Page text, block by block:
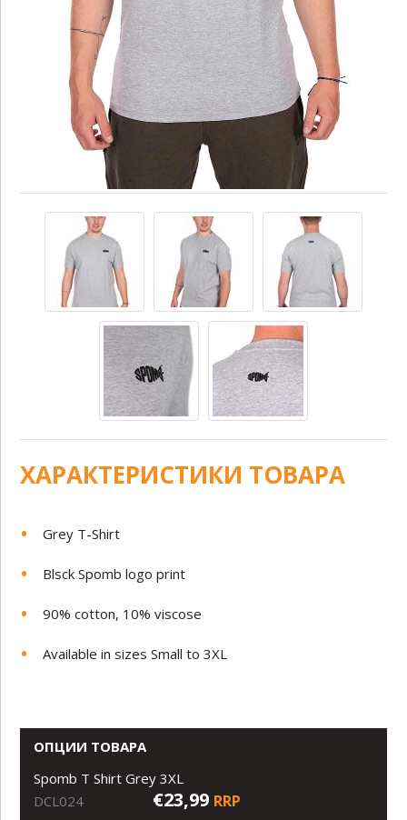
ХАРАКТЕРИСТИКИ ТОВАРА
Grey T-Shirt
Blsck Spomb logo print
90% cotton, 10% viscose
Available in sizes Small to 3XL
ОПЦИИ ТОВАРА
Spomb T Shirt Grey 3XL
DCL024
€23,99 RRP